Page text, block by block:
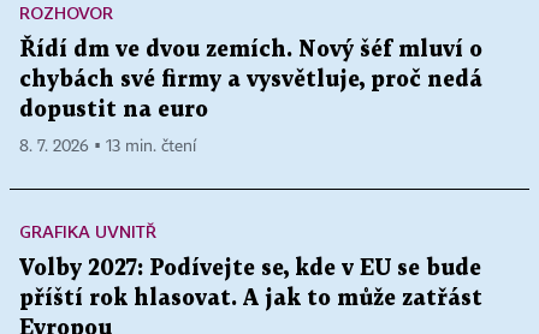
ROZHOVOR
Řídí dm ve dvou zemích. Nový šéf mluví o
chybách své firmy a vysvětluje, proč nedá
dopustit na euro
8. 7. 2026 ▪ 13 min. čtení
GRAFIKA UVNITŘ
Volby 2027: Podívejte se, kde v EU se bude
příští rok hlasovat. A jak to může zatřást
Evropou